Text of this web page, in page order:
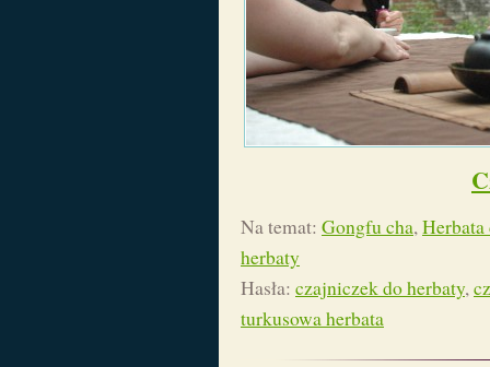
Na temat: Gongfu cha,
herbaty
Hasła: czajniczek do herbaty,
turkusowa herbata